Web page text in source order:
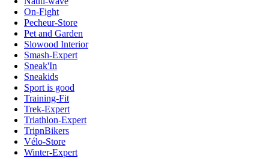
On-Fight
Pecheur-Store
Pet and Garden
Slowood Interior
Smash-Expert
Sneak'In
Sneakids
Sport is good
Training-Fit
Trek-Expert
Triathlon-Expert
TripnBikers
Vélo-Store
Winter-Expert